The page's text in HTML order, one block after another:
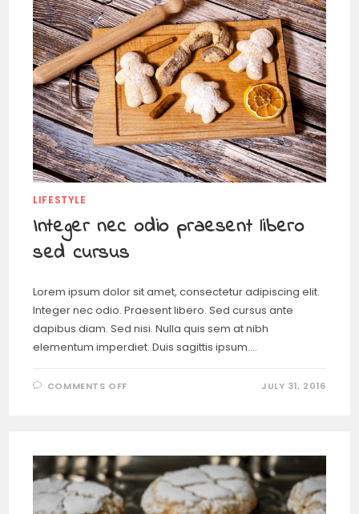
LIFESTYLE
Integer nec odio praesent libero
sed cursus
Lorem ipsum dolor sit amet, consectetur adipiscing elit.
Integer nec odio. Praesent libero. Sed cursus ante
dapibus diam. Sed nisi. Nulla quis sem at nibh
elementum imperdiet. Duis sagittis ipsum.…
COMMENTS OFF JULY 31, 2016